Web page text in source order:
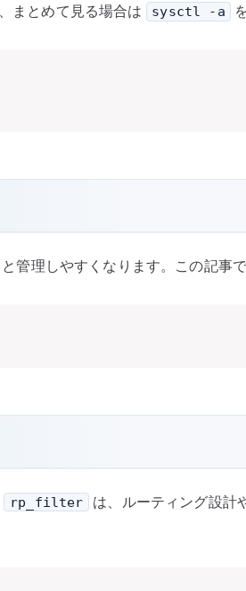
、まとめて見る場合は sysctl -a
管理しやすくなります。この記事
rp_filter
は、ルーティング設計